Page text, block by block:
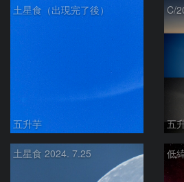
土星食（出現完了後）
五升芋 五
土星食 2024. 7.25 低